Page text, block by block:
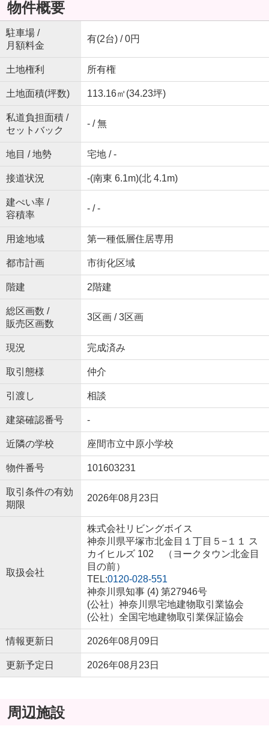
物件概要
駐車場 /
月額料金
有(2台) / 0円
土地権利 所有権
土地面積(坪数) 113.16㎡(34.23坪)
私道負担面積 /
セットバック
- / 無
地目 / 地勢 宅地 / -
接道状況 -(南東 6.1m)(北 4.1m)
建ぺい率 /
容積率
- / -
用途地域 第一種低層住居専用
都市計画 市街化区域
階建 2階建
総区画数 /
販売区画数
3区画 / 3区画
現況 完成済み
取引態様 仲介
引渡し 相談
建築確認番号 -
近隣の学校 座間市立中原小学校
物件番号 101603231
取引条件の有効
期限
2026年08月23日
取扱会社
株式会社リビングボイス
神奈川県平塚市北金目１丁目５−１１ ス
カイヒルズ 102 （ヨークタウン北金目
目の前）
TEL:0120-028-551
神奈川県知事 (4) 第27946号
(公社）神奈川県宅地建物取引業協会
(公社）全国宅地建物取引業保証協会
情報更新日 2026年08月09日
更新予定日 2026年08月23日
周辺施設